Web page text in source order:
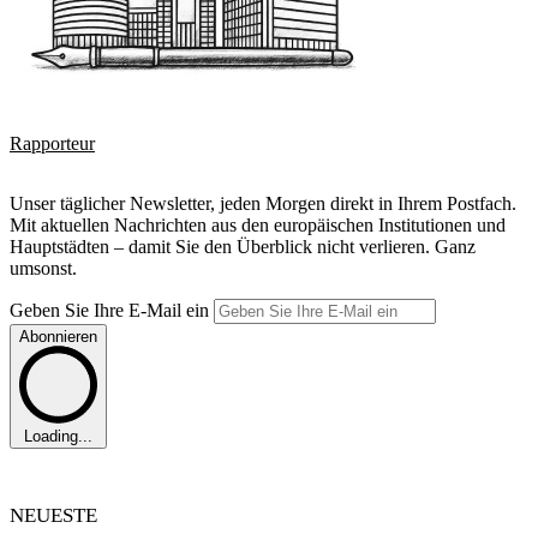
Rapporteur
Unser täglicher Newsletter, jeden Morgen direkt in Ihrem Postfach.
Mit aktuellen Nachrichten aus den europäischen Institutionen und
Hauptstädten – damit Sie den Überblick nicht verlieren. Ganz
umsonst.
Geben Sie Ihre E-Mail ein
Abonnieren
Loading...
NEUESTE